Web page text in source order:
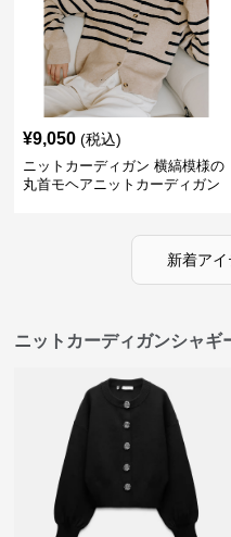
¥9,050 (税込)
ニットカーディガン 横縞模様の
丸首モヘアニットカーディガン
新着ア
ニットカーディガンシャギ